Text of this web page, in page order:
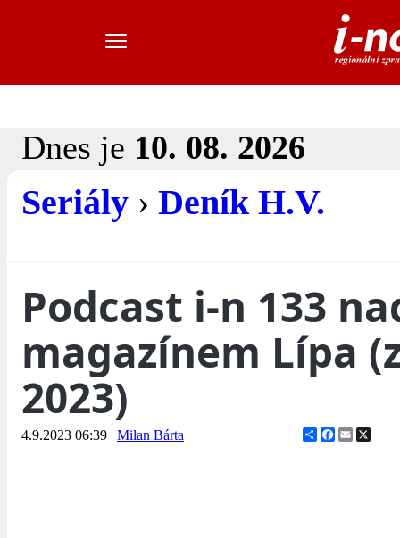
Dnes je 10. 08. 2026
Seriály › Deník H.V.
Podcast i-n 133
magazínem Lípa
2023)
4.9.2023 06:39 | Milan Bárta ShareFacebook
Email